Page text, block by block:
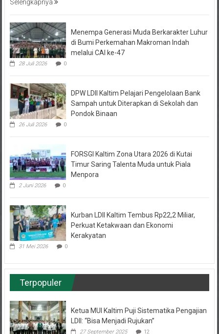
di Bumi Perkemahan Makroman Indah
melalui CAI ke-47
28 Juli 2026 0
Sampah untuk Diterapkan di Sekolah dan
Pondok Binaan
26 Juli 2026 0
Timur Saring Talenta Muda untuk Piala
Menpora
2 Juni 2026 0
Perkuat Ketakwaan dan Ekonomi
Kerakyatan
31 Mei 2026 0
Terpopuler
LDII: “Bisa Menjadi Rujukan”
27 September 2025 12